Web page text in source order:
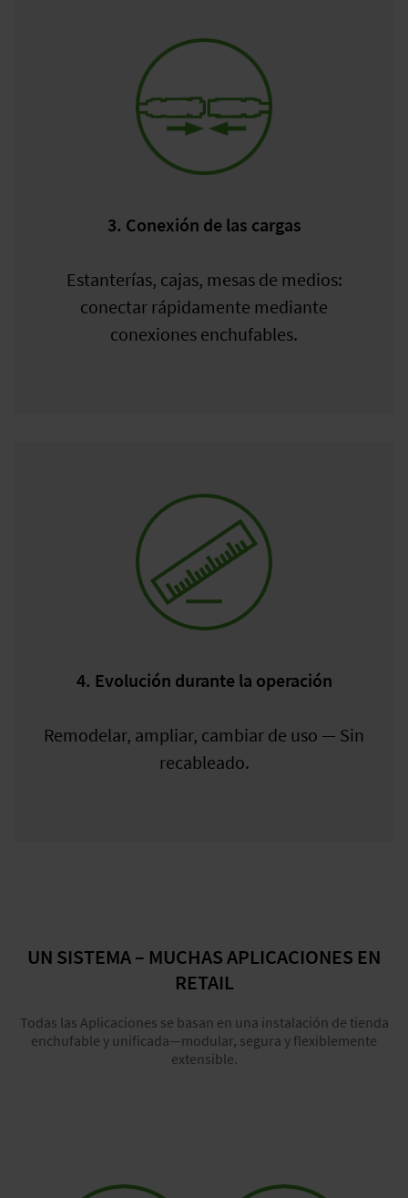
3. Conexión de las cargas
Estanterías, cajas, mesas de medios:
conectar rápidamente mediante
conexiones enchufables.
4. Evolución durante la operación
Remodelar, ampliar, cambiar de uso — Sin
recableado.
UN SISTEMA – MUCHAS APLICACIONES EN
RETAIL
Todas las Aplicaciones se basan en una instalación de tienda
enchufable y unificada—modular, segura y flexiblemente
extensible.